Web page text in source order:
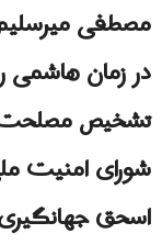
مصطفی
در زمان
تشخیص مصلحت
شورای امنیت
اسحق